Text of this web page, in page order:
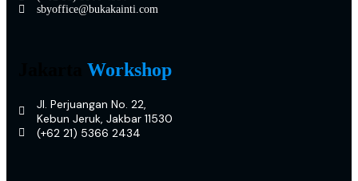
sbyoffice@bukakainti.com
Workshop
Jl. Perjuangan No. 22,
Kebun Jeruk, Jakbar 11530
(+62 21) 5366 2434